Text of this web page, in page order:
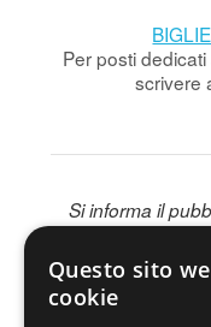
Per posti
scrivere
Si informa il
Lirico Giorgio
biglietti per
è
Questo sito
cookie